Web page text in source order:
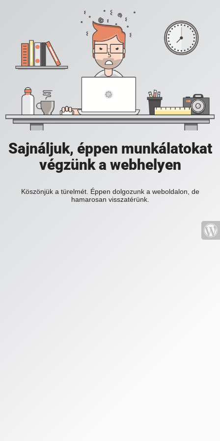
Sajnáljuk, éppen munkálatokat
végzünk a webhelyen
Köszönjük a türelmét. Éppen dolgozunk a weboldalon, de
hamarosan visszatérünk.